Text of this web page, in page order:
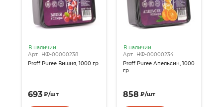
В наличии
Арт.: НФ-00000238
Proff Puree Вишня, 1000 гр
693 ₽/шт
В наличии
Арт.: НФ-00000234
Proff Puree Апельсин, 1000
гр
858 ₽/шт